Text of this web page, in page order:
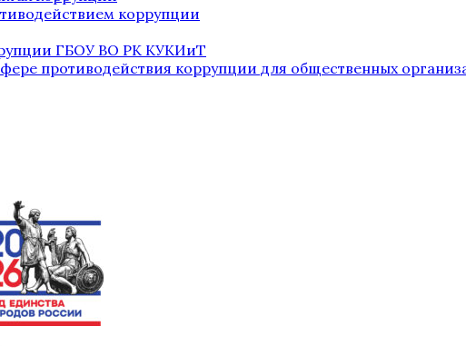
коррупции
ГБОУ ВО РК КУКИиТ
противодействия коррупции для общественных